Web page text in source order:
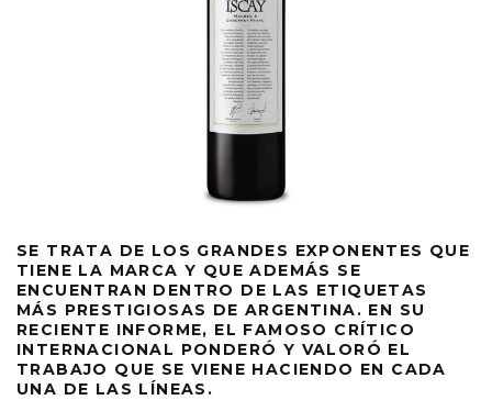
SE TRATA DE LOS GRANDES EXPONENTES QUE
TIENE LA MARCA Y QUE ADEMÁS SE
ENCUENTRAN DENTRO DE LAS ETIQUETAS
MÁS PRESTIGIOSAS DE ARGENTINA. EN SU
RECIENTE INFORME, EL FAMOSO CRÍTICO
INTERNACIONAL PONDERÓ Y VALORÓ EL
TRABAJO QUE SE VIENE HACIENDO EN CADA
UNA DE LAS LÍNEAS.